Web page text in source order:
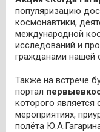
популяризацию
космонавтики,
международной
исследований и
гражданами нашей
Также на встрече
портал
которого
мероприятиях,
полёта